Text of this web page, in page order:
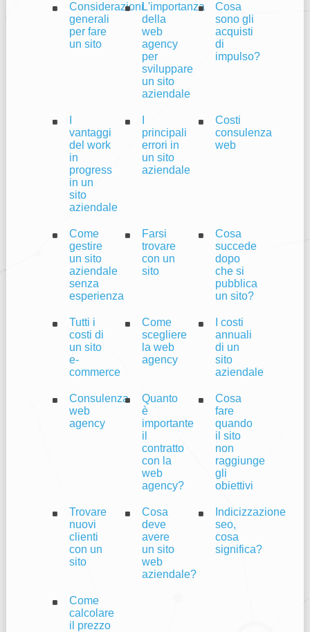
Considerazioni
generali
per fare
un sito
L'importanza
della
web
agency
per
sviluppare
un sito
aziendale
Cosa
sono gli
acquisti
di
impulso?
vantaggi
del work
in
progress
in un
sito
aziendale
principali
errori in
un sito
aziendale
Costi
consulenza
web
Come
gestire
un sito
aziendale
senza
esperienza
Farsi
trovare
con un
sito
Cosa
succede
dopo
che si
pubblica
un sito?
Tutti i
costi di
un sito
e-
commerce
Come
scegliere
la web
agency
I costi
annuali
di un
sito
aziendale
Consulenza
web
agency
Quanto
è
importante
il
contratto
con la
web
agency?
Cosa
fare
quando
il sito
non
raggiunge
gli
obiettivi
Trovare
nuovi
clienti
con un
sito
Cosa
deve
avere
un sito
web
aziendale?
Indicizzazione
seo,
cosa
significa?
Come
calcolare
il prezzo